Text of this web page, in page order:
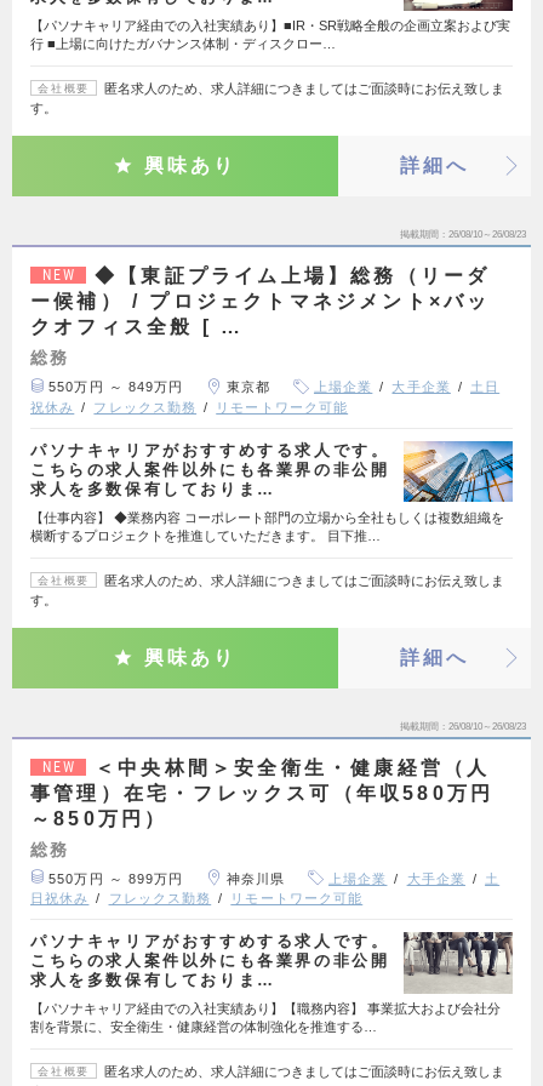
【パソナキャリア経由での入社実績あり】■IR・SR戦略全般の企画立案および実
行 ■上場に向けたガバナンス体制・ディスクロー…
会社概要
匿名求人のため、求人詳細につきましてはご面談時にお伝え致しま
す。
興味あり 詳細へ
掲載期間 26/08/10～26/08/23
NEW
◆【東証プライム上場】総務（リーダ
ー候補） / プロジェクトマネジメント×バッ
クオフィス全般 [ …
総務
550万円 ～ 849万円 東京都 上場企業 大手企業
土日
祝休み
フレックス勤務 リモートワーク可能
パソナキャリアがおすすめする求人です。
こちらの求人案件以外にも各業界の非公開
求人を多数保有しておりま…
【仕事内容】 ◆業務内容 コーポレート部門の立場から全社もしくは複数組織を
横断するプロジェクトを推進していただきます。 目下推…
会社概要
匿名求人のため、求人詳細につきましてはご面談時にお伝え致しま
す。
興味あり 詳細へ
掲載期間 26/08/10～26/08/23
NEW
＜中央林間＞安全衛生・健康経営（人
事管理）在宅・フレックス可（年収580万円
～850万円）
総務
550万円 ～ 899万円 神奈川県 上場企業 大手企業
土
日祝休み
フレックス勤務 リモートワーク可能
パソナキャリアがおすすめする求人です。
こちらの求人案件以外にも各業界の非公開
求人を多数保有しておりま…
【パソナキャリア経由での入社実績あり】【職務内容】 事業拡大および会社分
割を背景に、安全衛生・健康経営の体制強化を推進する…
会社概要
匿名求人のため、求人詳細につきましてはご面談時にお伝え致しま